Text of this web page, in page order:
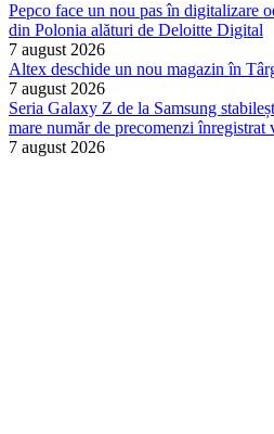
Pepco face un nou pas în digitalizare
din Polonia alături de Deloitte Digital
7 august 2026
Altex deschide un nou magazin în
7 august 2026
Seria Galaxy Z de la Samsung
mare număr de precomenzi înregistrat
7 august 2026